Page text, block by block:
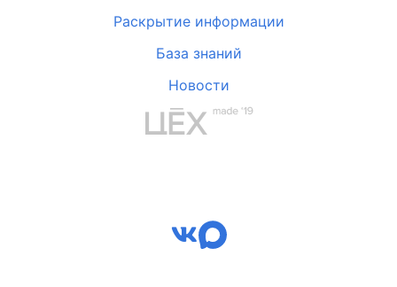
Раскрытие информации
База знаний
Новости